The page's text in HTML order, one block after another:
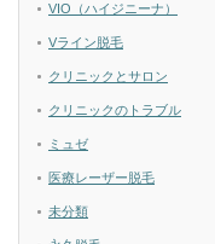
VIO（ハイジニーナ）
Vライン脱毛
クリニックとサロン
クリニックのトラブル
ミュゼ
医療レーザー脱毛
未分類